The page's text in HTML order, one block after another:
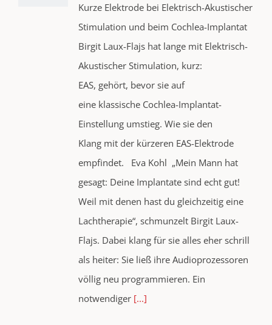
Kurze Elektrode bei Elektrisch-Akustischer
Stimulation und beim Cochlea-Implantat
Birgit Laux-Flajs hat lange mit Elektrisch-
Akustischer Stimulation, kurz:
EAS, gehört, bevor sie auf
eine klassische Cochlea-Implantat-
Einstellung umstieg. Wie sie den
Klang mit der kürzeren EAS-Elektrode
empfindet. Eva Kohl „Mein Mann hat
gesagt: Deine Implantate sind echt gut!
Weil mit denen hast du gleichzeitig eine
Lachtherapie“, schmunzelt Birgit Laux-
Flajs. Dabei klang für sie alles eher schrill
als heiter: Sie ließ ihre Audioprozessoren
völlig neu programmieren. Ein
notwendiger[...]